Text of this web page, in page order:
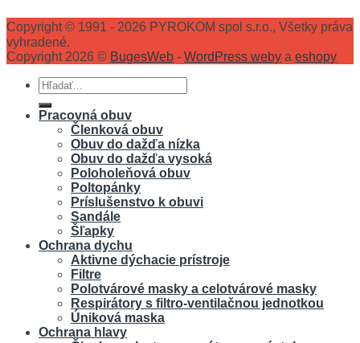
Copyright © 1991 - 2026 PYROKOM spol s.r.o., Všetky práva
vyhradené.
Copyright 2026 © BugesWeb - WordPress weby a eshopy
Hľadať:
Pracovná obuv
Členková obuv
Obuv do dažďa nízka
Obuv do dažďa vysoká
Poloholeňová obuv
Poltopánky
Príslušenstvo k obuvi
Sandále
Šľapky
Ochrana dychu
Aktivne dýchacie prístroje
Filtre
Polotvárové masky a celotvárové masky
Respirátory s filtro-ventilačnou jednotkou
Úniková maska
Ochrana hlavy